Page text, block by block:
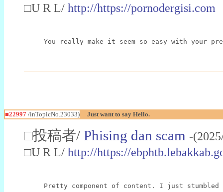
□U R L/ http://https://pornodergisi.com
You really make it seem so easy with your
■22997 /inTopicNo.23033) Just want to say Hello.
□投稿者/ Phising dan scam -
□U R L/ http://https://
Pretty component of content. I just